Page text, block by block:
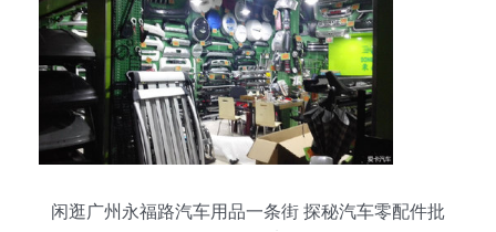
闲逛广州永福路汽车用品一条街 探秘汽车零配件批